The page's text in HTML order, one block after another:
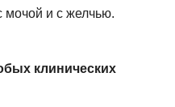
мочой и с желчью.
клинических